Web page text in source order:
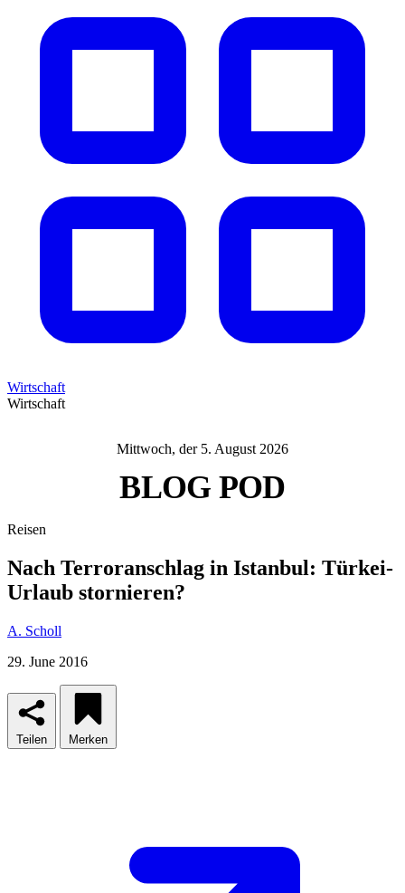
Wirtschaft
Wirtschaft
Mittwoch, der 5. August 2026
BLOG POD
Reisen
Nach Terroranschlag in Istanbul: Türkei-
Urlaub stornieren?
A. Scholl
29. June 2016
Teilen Merken